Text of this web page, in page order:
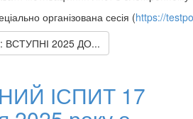
організована сесія (https://
ВСТУПНІ 2025 ДО...
ІСПИТ 17